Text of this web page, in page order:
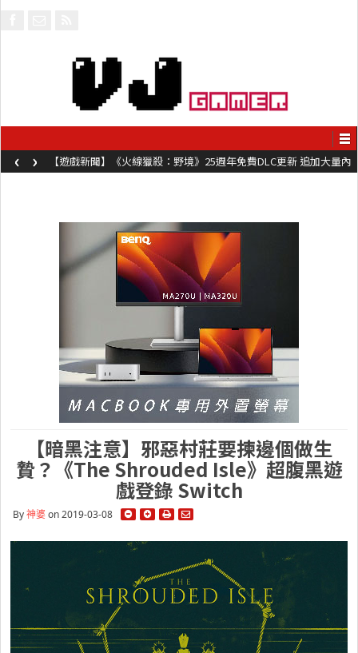
【遊戲新聞】《火線獵殺：野境》25週年免費DLC更新 追加大量內
容同時系舊作限時超平價折扣
‹ ›
【暗黑注意】邪惡村莊要揀邊個做生
贄？《The Shrouded Isle》超腹黑遊
戲登錄 Switch
By神婆on 2019-03-08